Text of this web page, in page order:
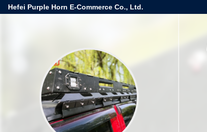
Hefei Purple Horn E-Commerce Co., Ltd.